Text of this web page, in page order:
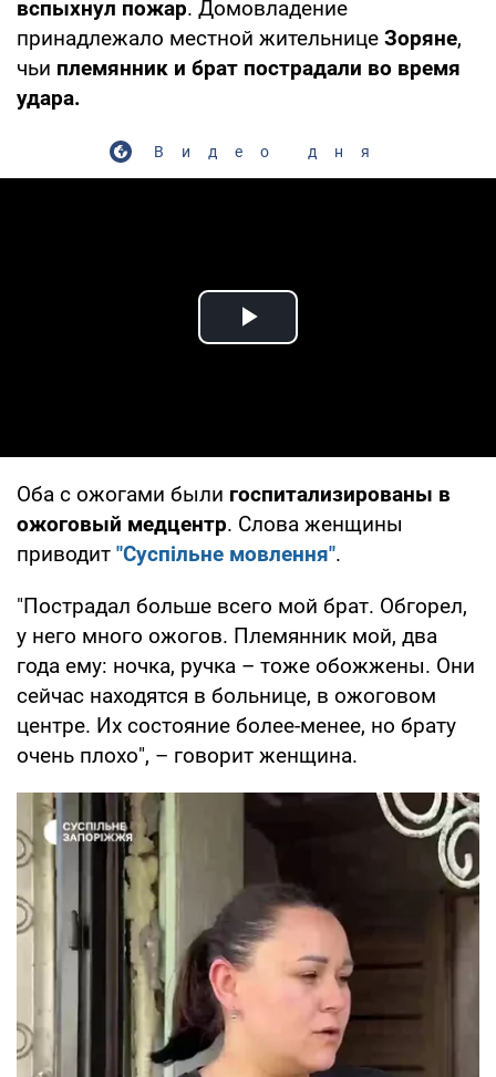
вспыхнул пожар. Домовладение
принадлежало местной жительнице Зоряне,
чьи племянник и брат пострадали во время
удара.
Видео дня
Play Video
Оба с ожогами были госпитализированы в
ожоговый медцентр. Слова женщины
приводит "Суспільне мовлення".
"Пострадал больше всего мой брат. Обгорел,
у него много ожогов. Племянник мой, два
года ему: ночка, ручка – тоже обожжены. Они
сейчас находятся в больнице, в ожоговом
центре. Их состояние более-менее, но брату
очень плохо", – говорит женщина.